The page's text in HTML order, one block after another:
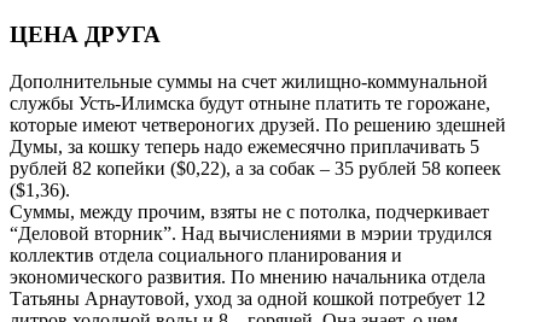
ЦЕНА ДРУГА
Дополнительные суммы на счет жилищно-коммунальной
службы Усть-Илимска будут отныне платить те горожане,
которые имеют четвероногих друзей. По решению здешней
Думы, за кошку теперь надо ежемесячно приплачивать 5
рублей 82 копейки ($0,22), а за собак – 35 рублей 58 копеек
($1,36).
Суммы, между прочим, взяты не с потолка, подчеркивает
“Деловой вторник”. Над вычислениями в мэрии трудился
коллектив отдела социального планирования и
экономического развития. По мнению начальника отдела
Татьяны Арнаутовой, уход за одной кошкой потребует 12